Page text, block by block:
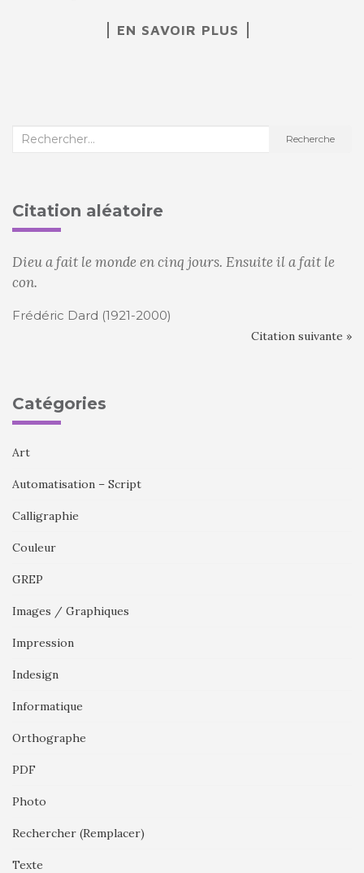
EN SAVOIR PLUS
Recherche
Recherche
Citation aléatoire
Dieu a fait le monde en cinq jours. Ensuite il a fait le
con.
Frédéric Dard (1921-2000)
Citation suivante »
Catégories
Art
Automatisation – Script
Calligraphie
Couleur
GREP
Images / Graphiques
Impression
Indesign
Informatique
Orthographe
PDF
Photo
Rechercher (Remplacer)
Texte